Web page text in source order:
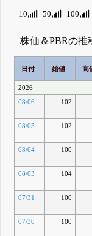
10 50 100
株価＆PBRの推
日付 始値 高
2026
08/06
102
08/05 102
08/04 100
08/03 104
07/31
100
07/30 100